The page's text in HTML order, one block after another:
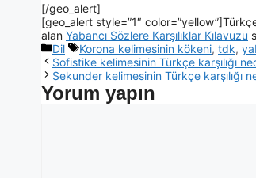
[/geo_alert]
[geo_alert style=”1″
alan Yabancı Sözlere Karşılıklar Kılavuzu
Dil
Korona kelimesinin kökeni, tdk,
Sofistike kelimesinin Türkçe karşılığı
Sekunder kelimesinin Türkçe karşılığı
Yorum yapın